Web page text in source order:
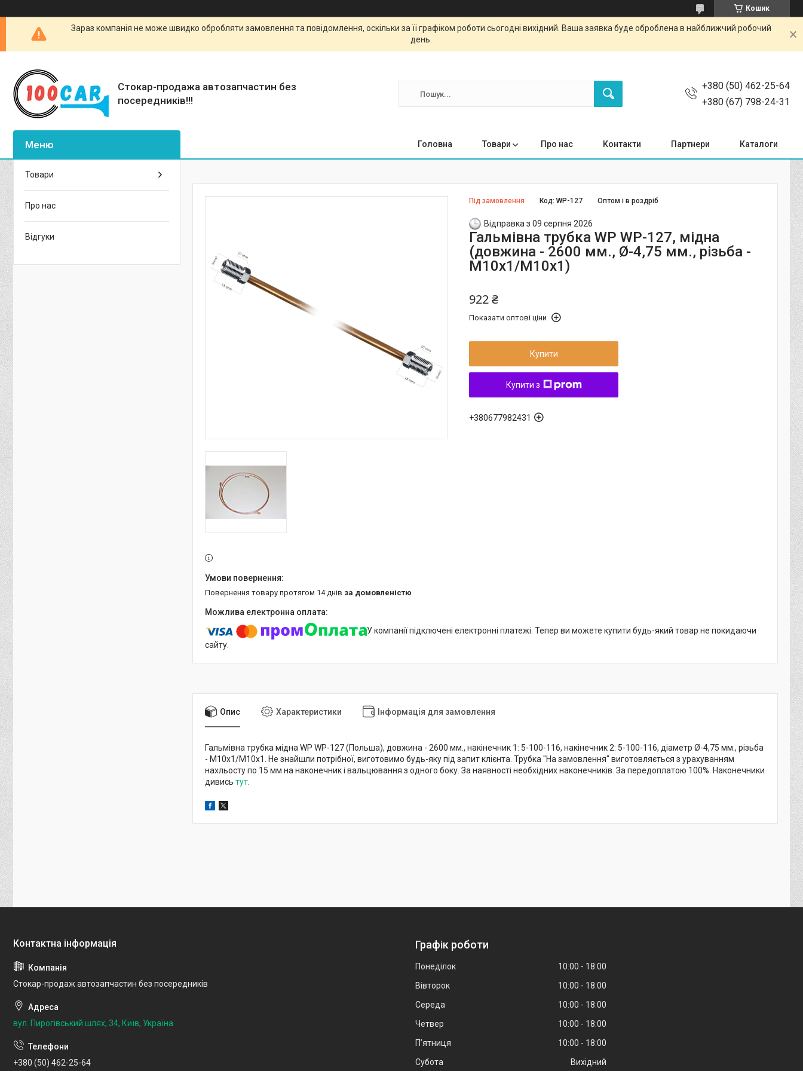
Кошик
Зараз компанія не може швидко обробляти замовлення та повідомлення, оскільки за її графіком роботи сьогодні вихідний. Ваша заявка буде оброблена в найближчий робочий
день.
Стокар-продажа автозапчастин без
посередників!!!
+380 (50) 462-25-64
+380 (67) 798-24-31
Головна Товари Про нас Контакти Партнери Каталоги
Під замовлення Оптом і в роздріб
Код:WP-127
Відправка з 09 серпня 2026
Гальмівна трубка WP WP-127, мідна
(довжина - 2600 мм., Ø-4,75 мм., різьба -
М10х1/М10х1)
922 ₴
Показати оптові ціни
Купити
Купити з
+380677982431
повернення товару протягом 14 днів за домовленістю
У компанії підключені електронні платежі. Тепер ви можете купити будь-який товар не покидаючи
сайту.
Опис Характеристики Інформація для замовлення
Гальмівна трубка мідна WP WP-127 (Польша), довжина - 2600 мм., накінечник 1: 5-100-116, накінечник 2: 5-100-116, діаметр Ø-4,75 мм., різьба
- М10х1/М10х1. Не знайшли потрібної, виготовимо будь-яку під запит клієнта. Трубка "На замовлення" виготовляється з урахуванням
нахльосту по 15 мм на наконечник і вальцювання з одного боку. За наявності необхідних наконечників. За передоплатою 100%. Наконечники
дивись тут
Товари
Про нас
Відгуки
Стокар-продаж автозапчастин без посередників
вул. Пирогівський шлях, 34, Київ, Україна
+380 (50) 462-25-64
Графік роботи
Понеділок 10:00
18:00
Вівторок
10:00
18:00
Середа
10:00
18:00
Четвер
10:00
18:00
Пʼятниця
10:00
18:00
Субота
Вихідний